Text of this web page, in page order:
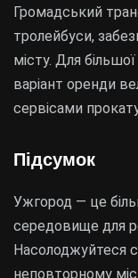
Громадський
тролейбуси,
місту. Для
варіант оренди
сервісами
Підсумок
Ужгород — це
середовище для
Насолоджуйтеся
неповторному